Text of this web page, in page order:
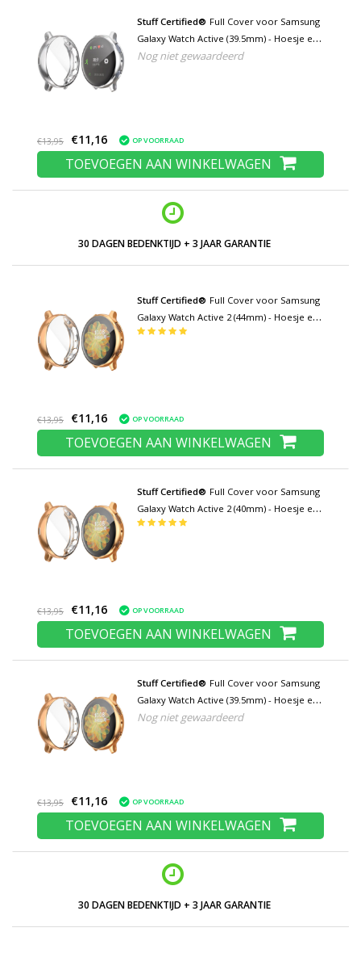
Stuff Certified® Full Cover voor Samsung
Galaxy Watch Active (39.5mm) - Hoesje en
Screen Protector - TPU Hard Case Zilver
Nog niet gewaardeerd
€13,95 €11,16 OP VOORRAAD
TOEVOEGEN AAN WINKELWAGEN
LAGE PRIJZEN EN RUIM ASSORTIMENT
Stuff Certified® Full Cover voor Samsung
Galaxy Watch Active 2 (44mm) - Hoesje en
Screen Protector - TPU Hard Case Rose
€13,95 €11,16 OP VOORRAAD
TOEVOEGEN AAN WINKELWAGEN
Stuff Certified® Full Cover voor Samsung
Galaxy Watch Active 2 (40mm) - Hoesje en
Screen Protector - TPU Hard Case Rose
€13,95 €11,16 OP VOORRAAD
TOEVOEGEN AAN WINKELWAGEN
Stuff Certified® Full Cover voor Samsung
Galaxy Watch Active (39.5mm) - Hoesje en
Screen Protector - TPU Hard Case Rose
Nog niet gewaardeerd
€13,95 €11,16 OP VOORRAAD
TOEVOEGEN AAN WINKELWAGEN
LAGE PRIJZEN EN RUIM ASSORTIMENT